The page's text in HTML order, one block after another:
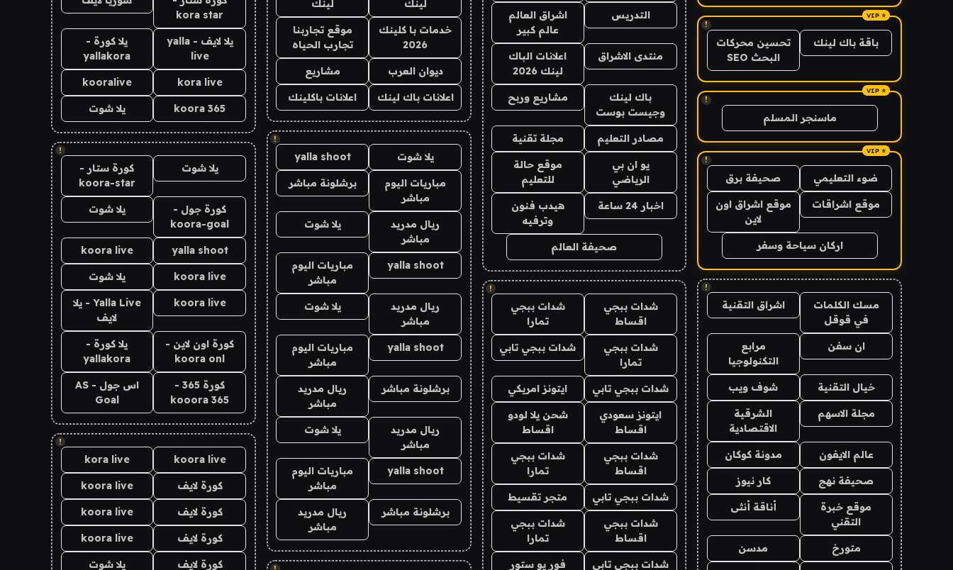
!
باقة باك لينك
تحسين محركات
البحث SEO
!
ماسنجر المسلم
!
ضوء التعليمي صحيفة برق
موقع اشراقات
موقع اشراق اون
لاين
اركان سياحة وسفر
!
مسك الكلمات
في قوقل
اشراق التقنية
ان سفن
مرابع
التكنولوجيا
خيال التقنية شوف ويب
مجلة الاسهم
الشرقية
الاقتصادية
عالم الايفون مدونة كوكان
صحيفة نهج كار نيوز
موقع خبرة
التقني
أناقة أنثى
متورخ مدسن
التدريس
اشراق العالم
عالم كبير
منتدى الاشراق
اعلانات الباك
لينك 2026
باك لينك
وجيست بوست
مشاريع وربح
مصادر التعليم مجلة تقنية
يو ان بي
الرياضي
موقع حالة
للتعليم
اخبار 24 ساعة
هيدب فنون
وترفيه
صحيفة العالم
!
شدات ببجي
اقساط
شدات ببجي
تمارا
شدات ببجي
تمارا
شدات ببجي تابي
شدات ببجي تابي ايتونز امريكي
ايتونز سعودي
اقساط
شحن يلا لودو
اقساط
شدات ببجي
اقساط
شدات ببجي
تمارا
شدات ببجي تابي متجر تقسيط
شدات ببجي
اقساط
شدات ببجي
تمارا
شدات ببجي تابي فور يو ستور
لينك
لينك
خدمات با كلينك
2026
موقع تجاربنا
تجارب الحياه
ديوان العرب مشاريع
اعلانات باك لينك اعلانات باكلينك
!
يلا شوت yalla shoot
مباريات اليوم
مباشر
برشلونة مباشر
ريال مدريد
مباشر
يلا شوت
yalla shoot
مباريات اليوم
مباشر
ريال مدريد
مباشر
يلا شوت
yalla shoot
مباريات اليوم
مباشر
برشلونة مباشر
ريال مدريد
مباشر
ريال مدريد
مباشر
يلا شوت
yalla shoot
مباريات اليوم
مباشر
برشلونة مباشر
ريال مدريد
مباشر
kora star
يلا لايف - yalla
live
يلا كورة -
yallakora
kora live
kooralive
koora 365 يلا شوت
!
يلا شوت
كورة ستار -
koora-star
كورة جول -
koora-goal
يلا شوت
yalla shoot
koora live
koora live يلا شوت
koora live
Yalla Live - يلا
لايف
كورة اون لاين -
koora onl
يلا كورة -
yallakora
كورة 365 -
kooora 365
اس جول - AS
Goal
!
koora live
kora live
كورة لايف koora live
كورة لايف koora live
كورة لايف koora live
كورة لايف يلا شوت